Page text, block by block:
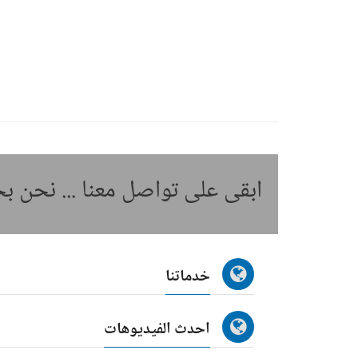
ابقى على تواصل معنا ... نحن
خدماتنا
احدث الفيديوهات